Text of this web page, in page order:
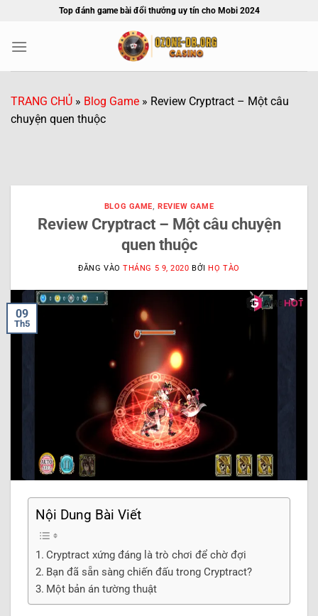
nội
Top đánh game bài đổi thưởng uy tín cho Mobi 2024
TRANG CHỦ » Blog Game » Review Cryptract – Một câu
chuyện quen thuộc
BLOG GAME, REVIEW GAME
Review Cryptract – Một câu chuyện
quen thuộc
ĐĂNG VÀOTHÁNG 5 9, 2020 BỞIHỌ TÀO
09
Th5
Nội Dung Bài Viết
Cryptract xứng đáng là trò chơi để chờ đợi
Bạn đã sẵn sàng chiến đấu trong Cryptract?
Một bản án tường thuật